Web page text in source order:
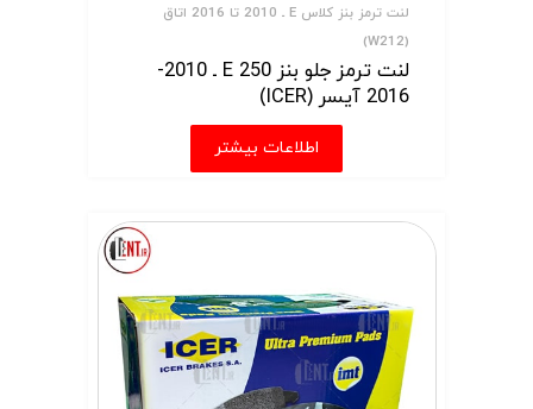
لنت ترمز بنز کلاس E ـ 2010 تا 2016 اتاق
(W212)
لنت ترمز جلو بنز E 250 ـ 2010-
2016 آیسر (ICER)
اطلاعات بیشتر